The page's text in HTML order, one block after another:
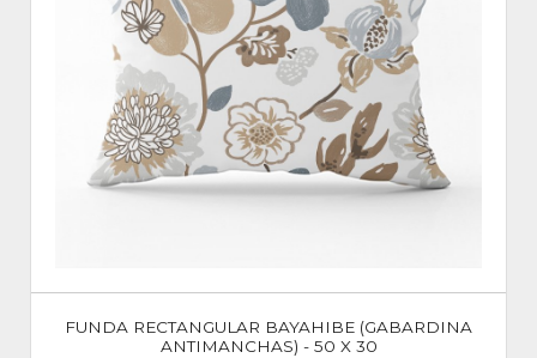
FUNDA RECTANGULAR BAYAHIBE (GABARDINA
ANTIMANCHAS) - 50 X 30